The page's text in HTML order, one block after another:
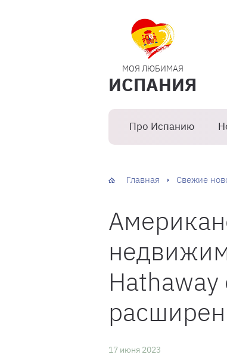
МОЯ ЛЮБИМАЯ
ИСПАНИЯ
Про Испанию
Главная Свежие
Hathaway
17 июня 2023